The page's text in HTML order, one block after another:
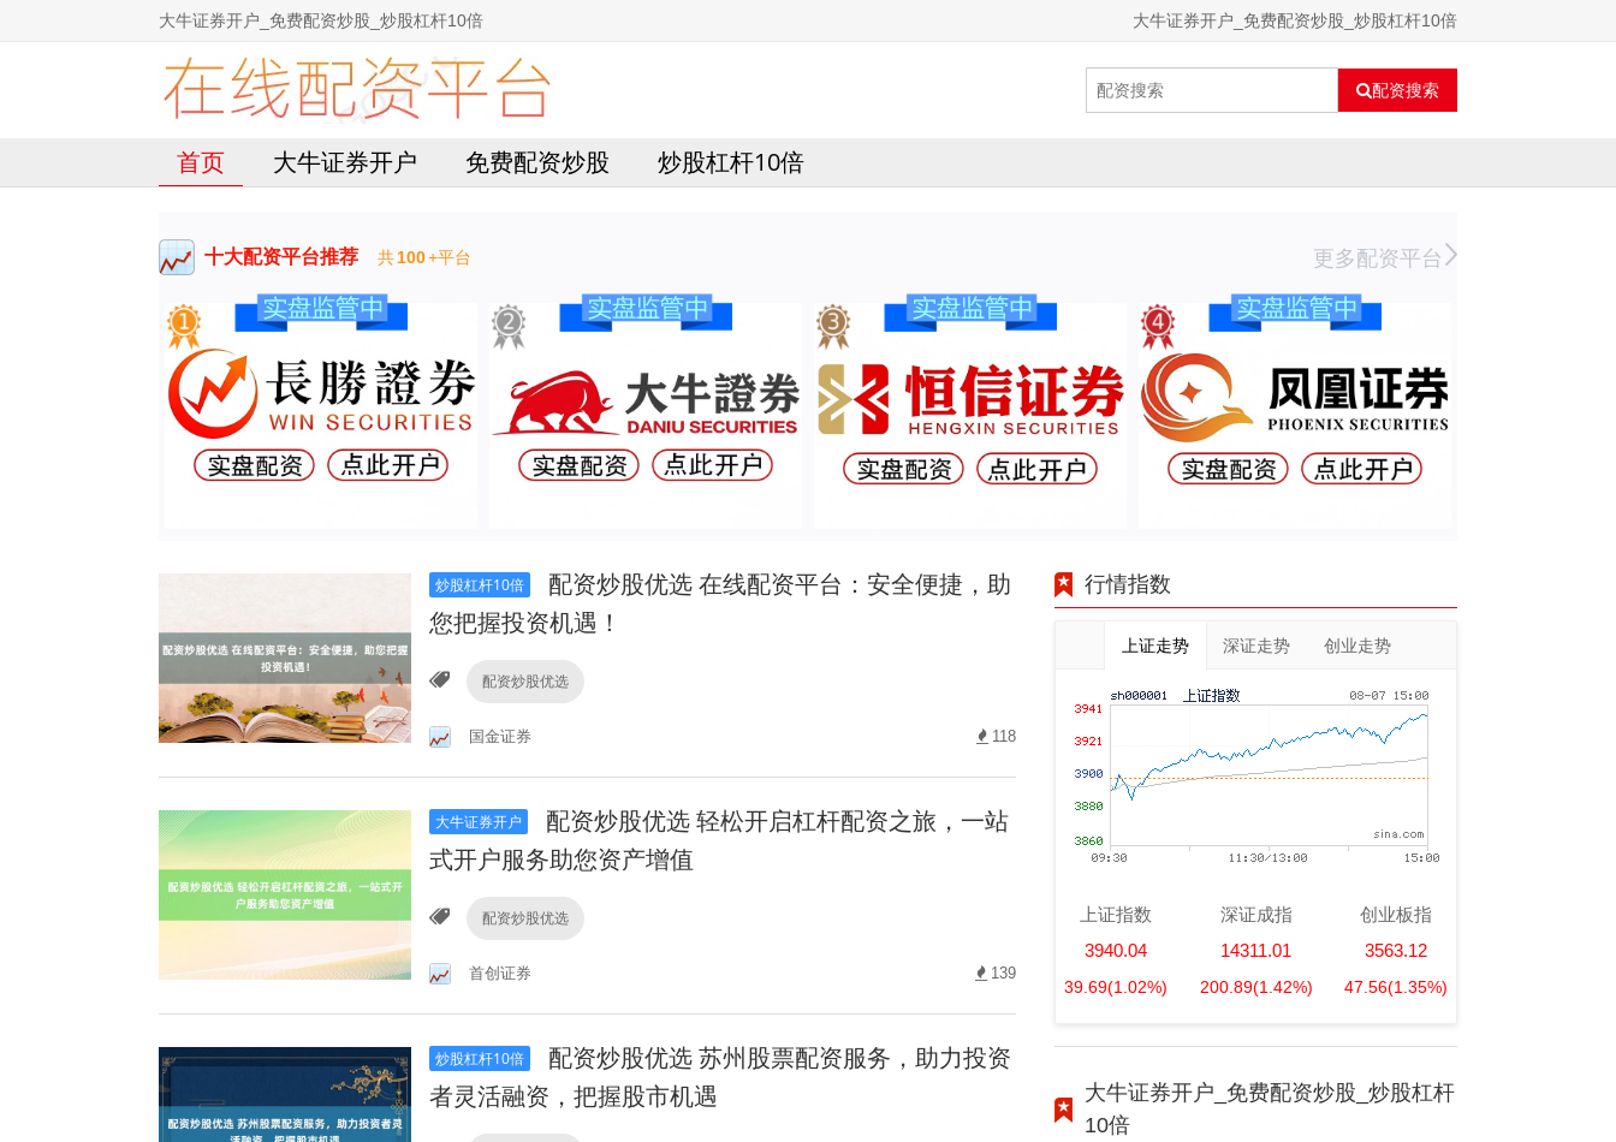
大牛证券开户_免费配资炒股_炒股杠杆10倍 大牛证券开户_免费配资炒股_炒股杠杆10倍
配资搜索
首页 大牛证券开户 免费配资炒股 炒股杠杆10倍
十大配资平台推荐 共100+平台 更多配资平台
炒股杠杆10倍
配资炒股优选 在线配资平台：安全便捷，助
您把握投资机遇！
配资炒股优选
国金证券 118
大牛证券开户
配资炒股优选 轻松开启杠杆配资之旅，一站
式开户服务助您资产增值
配资炒股优选
首创证券 139
炒股杠杆10倍
配资炒股优选 苏州股票配资服务，助力投资
者灵活融资，把握股市机遇
行情指数
上证走势 深证走势 创业走势
上证指数
3940.04
39.69(1.02%)
深证成指
14311.01
200.89(1.42%)
创业板指
3563.12
47.56(1.35%)
大牛证券开户_免费配资炒股_炒股杠杆
10倍